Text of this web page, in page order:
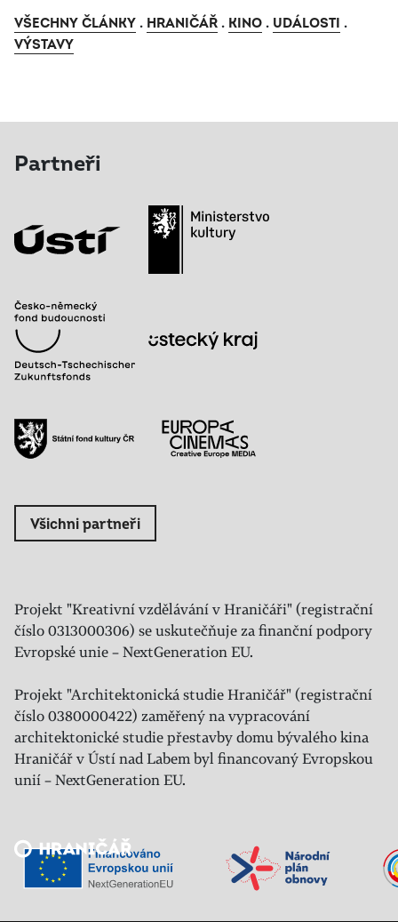
VŠECHNY ČLÁNKY . HRANIČÁŘ . KINO . UDÁLOSTI .
VÝSTAVY
Partneři
Všichni partneři
Projekt "Kreativní vzdělávání v Hraničáři" (registrační
číslo 0313000306) se uskutečňuje za finanční podpory
Evropské unie – NextGeneration EU.
Projekt "Architektonická studie Hraničář" (registrační
číslo 0380000422) zaměřený na vypracování
architektonické studie přestavby domu bývalého kina
Hraničář v Ústí nad Labem byl financovaný Evropskou
unií – NextGeneration EU.
Veřejný sál Hraničář, spolek